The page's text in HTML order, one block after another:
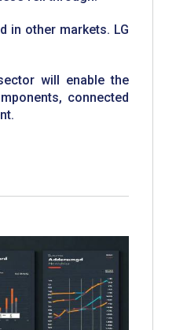
in other markets. LG
will enable the
connected